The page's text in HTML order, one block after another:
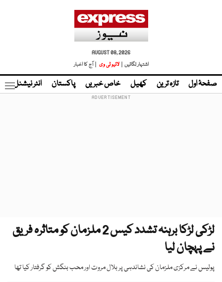
AUGUST 08, 2026
اشتہار لگائیں |
لائیو ٹی وی | آج کا اخبار
صفحۂ اول تازہ ترین کھیل خاص خبریں پاکستان انٹر نیشنل
لڑکی لڑکا برہنہ تشدد کیس 2 ملزمان کو متاثرہ فریق
نے پہچان لیا
پولیس نے مرکزی ملزمان کی نشاندہی پر بلال مروت اور محب بنگش کو گرفتار کیا تھا